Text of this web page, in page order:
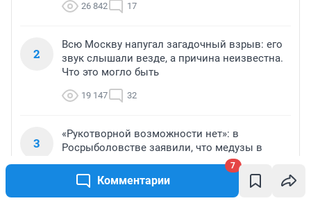
Комментарии
7
26 842 17
2
Всю Москву напугал загадочный взрыв: его
звук слышали везде, а причина неизвестна.
Что это могло быть
19 147 32
3
«Рукотворной возможности нет»: в
Росрыболовстве заявили, что медузы в
Азовском море останутся на десятилетия
10 072 4